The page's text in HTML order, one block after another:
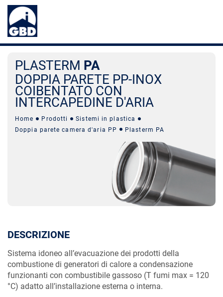
PLASTERM PA
DOPPIA PARETE PP-INOX
COIBENTATO CON
INTERCAPEDINE D'ARIA
Home Prodotti
Sistemi in plastica
Doppia parete camera d'aria PP
Plasterm PA
DESCRIZIONE
Sistema idoneo all’evacuazione dei prodotti della
combustione di generatori di calore a condensazione
funzionanti con combustibile gassoso (T fumi max = 120
°C) adatto all’installazione esterna o interna.